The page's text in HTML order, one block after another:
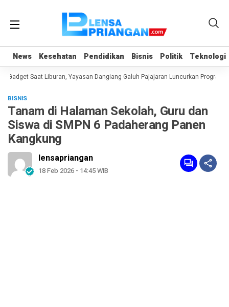
News Kesehatan Pendidikan Bisnis Politik Teknologi
News Kesehatan Pendidikan Bisnis Politik Teknologi
Saat Liburan, Yayasan Dangiang Galuh Pajajaran Luncurkan Program
BISNIS
Tanam di Halaman Sekolah, Guru dan
Siswa di SMPN 6 Padaherang Panen
Kangkung
lensapriangan
18 Feb 2026 - 14:45 WIB